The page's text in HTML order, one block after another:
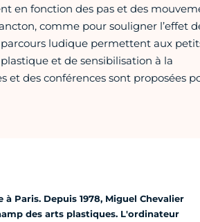
en fonction des pas et des
comme pour souligner l’effet
ludique permettent aux
et de sensibilisation à la
et des conférences sont proposées
Paris. Depuis 1978, Miguel Chevalier
des arts plastiques. L'ordinateur